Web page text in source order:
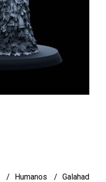
Humanos Galahad